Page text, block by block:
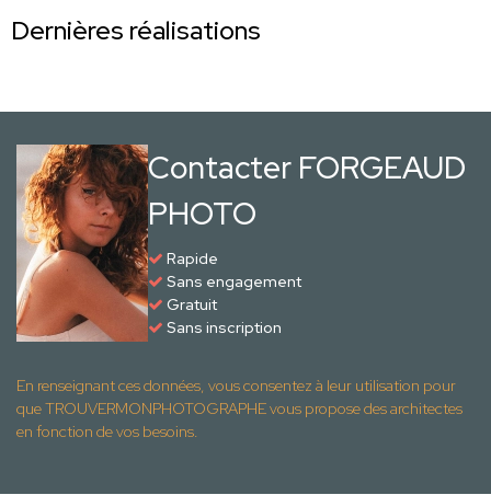
Dernières réalisations
Contacter FORGEAUD
PHOTO
Rapide
Sans engagement
Gratuit
Sans inscription
En renseignant ces données, vous consentez à leur utilisation pour
que TROUVERMONPHOTOGRAPHE vous propose des architectes
en fonction de vos besoins.